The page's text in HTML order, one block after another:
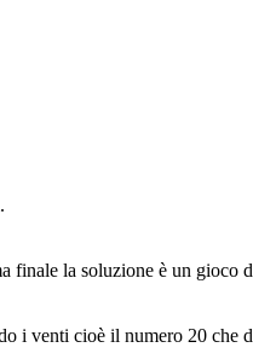
finale la soluzione è un gioco
i venti cioè il numero 20 che